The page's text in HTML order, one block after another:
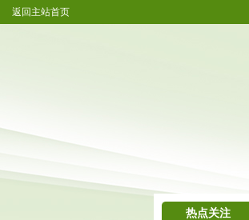
返回主站首页
重庆市艾
热点关注